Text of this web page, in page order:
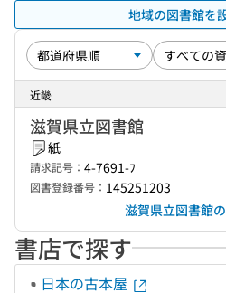
地域の図書館を
近畿
滋賀県立図書館
紙
請求記号： 4-7691-ﾌ
図書登録番号： 145251203
滋賀県立図書館
書店で探す
日本の古本屋